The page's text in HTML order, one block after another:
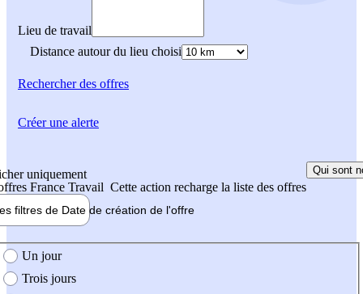
Lieu de travail
Distance autour du lieu choisi
Rechercherdes offres
uniquement
France Travail Cette action recharge la liste des offres
Qui sont
filtres de Date de création de l'offre
création de l'offre
Un jour
Trois jours
Créer une alerte